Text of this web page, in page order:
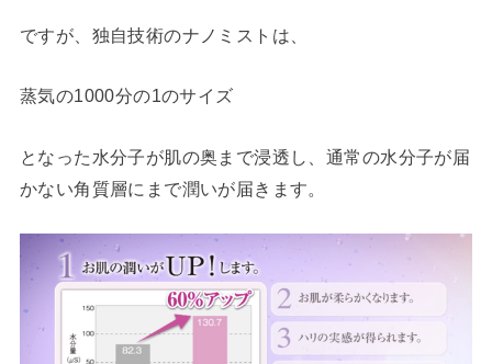
ですが、独自技術のナノミストは、
蒸気の1000分の1のサイズ
となった水分子が肌の奥まで浸透し、通常の水分子が届
かない角質層にまで潤いが届きます。